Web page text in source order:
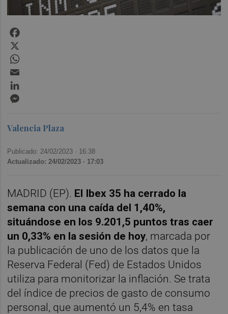
Valencia Plaza
Publicado: 24/02/2023 · 16:38
Actualizado: 24/02/2023 · 17:03
MADRID (EP). El Ibex 35 ha cerrado la
semana con una caída del 1,40%,
situándose en los 9.201,5 puntos tras caer
un 0,33% en la sesión de hoy, marcada por
la publicación de uno de los datos que la
Reserva Federal (Fed) de Estados Unidos
utiliza para monitorizar la inflación. Se trata
del índice de precios de gasto de consumo
personal, que aumentó un 5,4% en tasa